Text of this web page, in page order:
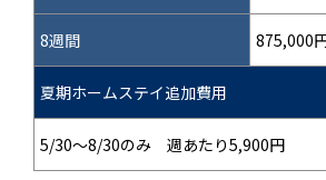
8週間 875,000
夏期ホームステイ追加費用
5/30～8/30のみ 週あたり5,900円